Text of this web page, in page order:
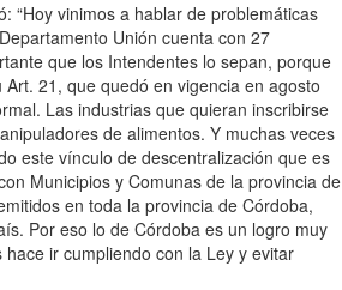
“Hoy vinimos a hablar de problemáticas
Unión cuenta con 27
que los Intendentes lo sepan, porque
21, que quedó en vigencia en agosto
Las industrias que quieran inscribirse
de alimentos. Y muchas veces
este vínculo de descentralización que es
Municipios y Comunas de la provincia de
en toda la provincia de Córdoba,
Por eso lo de Córdoba es un logro muy
ir cumpliendo con la Ley y evitar